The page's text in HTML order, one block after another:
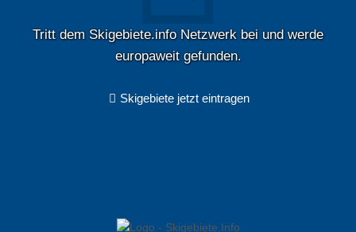
Tritt dem Skigebiete.info Netzwerk bei und werde
europaweit gefunden.
Skigebiete jetzt eintragen